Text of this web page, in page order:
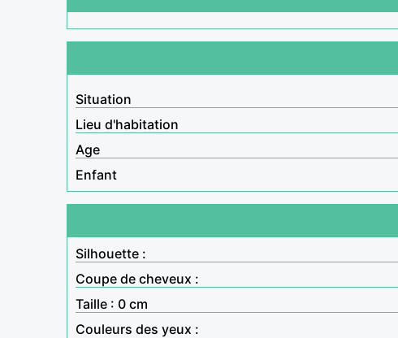
Situation
Lieu d'habitation
Age
Enfant
Silhouette :
Coupe de cheveux :
Taille : 0 cm
Couleurs des yeux :